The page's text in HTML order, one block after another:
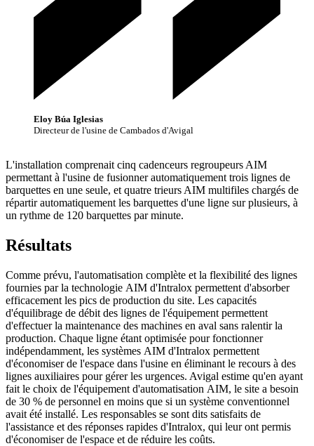
Eloy Búa Iglesias
Directeur de l'usine de Cambados d'Avigal
L'installation comprenait cinq cadenceurs regroupeurs AIM
permettant à l'usine de fusionner automatiquement trois lignes de
barquettes en une seule, et quatre trieurs AIM multifiles chargés de
répartir automatiquement les barquettes d'une ligne sur plusieurs, à
un rythme de 120 barquettes par minute.
Résultats
Comme prévu, l'automatisation complète et la flexibilité des lignes
fournies par la technologie AIM d'Intralox permettent d'absorber
efficacement les pics de production du site. Les capacités
d'équilibrage de débit des lignes de l'équipement permettent
d'effectuer la maintenance des machines en aval sans ralentir la
production. Chaque ligne étant optimisée pour fonctionner
indépendamment, les systèmes AIM d'Intralox permettent
d'économiser de l'espace dans l'usine en éliminant le recours à des
lignes auxiliaires pour gérer les urgences. Avigal estime qu'en ayant
fait le choix de l'équipement d'automatisation AIM, le site a besoin
de 30 % de personnel en moins que si un système conventionnel
avait été installé. Les responsables se sont dits satisfaits de
l'assistance et des réponses rapides d'Intralox, qui leur ont permis
d'économiser de l'espace et de réduire les coûts.